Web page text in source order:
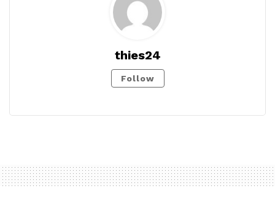
thies24
Follow